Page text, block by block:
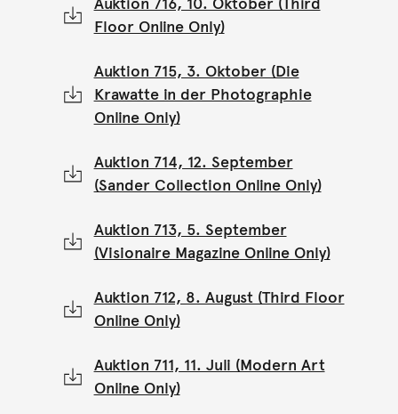
Auktion 716, 10. Oktober (Third
Floor Online Only)
Auktion 715, 3. Oktober (Die
Krawatte in der Photographie
Online Only)
Auktion 714, 12. September
(Sander Collection Online Only)
Auktion 713, 5. September
(Visionaire Magazine Online Only)
Auktion 712, 8. August (Third Floor
Online Only)
Auktion 711, 11. Juli (Modern Art
Online Only)